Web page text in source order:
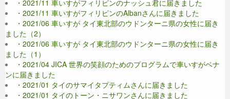
・2021/11 車いすがフィリピンのナッシュ君に届きました
・2021/11 車いすがフィリピンのAlbanさんに届きました
・2021/06 車いすが タイ東北部のウドンターニ県の女性に届き
ました（2）
・2021/06 車いすが タイ東北部のウドンターニ県の女性に届き
ました（1）
・2021/04 JICA 世界の笑顔のためのプログラムで車いすがベナ
ンに届きました
・2021/01 タイのサマイタプティムさんに届きました
・2021/01 タイのトーン・ニサワンさんに届きました